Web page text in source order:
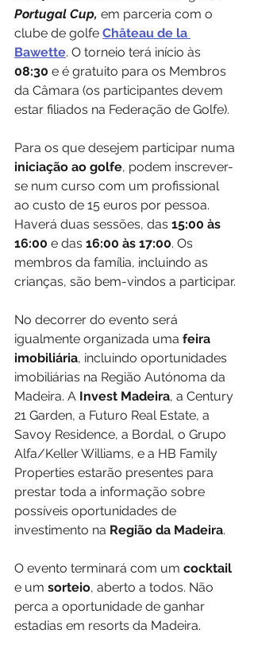
Portugal Cup, em parceria com o
clube de golfe Château de la
Bawette. O torneio terá início às
08:30 e é gratuito para os Membros
da Câmara (os participantes devem
estar filiados na Federação de Golfe).
Para os que desejem participar numa
iniciação ao golfe, podem inscrever-
se num curso com um profissional
ao custo de 15 euros por pessoa.
Haverá duas sessões, das 15:00 às
16:00 e das 16:00 às 17:00. Os
membros da família, incluindo as
crianças, são bem-vindos a participar.
No decorrer do evento será
igualmente organizada uma feira
imobiliária, incluindo oportunidades
imobiliárias na Região Autónoma da
Madeira. A Invest Madeira, a Century
21 Garden, a Futuro Real Estate, a
Savoy Residence, a Bordal, o Grupo
Alfa/Keller Williams, e a HB Family
Properties estarão presentes para
prestar toda a informação sobre
possíveis oportunidades de
investimento na Região da Madeira.
O evento terminará com um cocktail
e um sorteio, aberto a todos. Não
perca a oportunidade de ganhar
estadias em resorts da Madeira.